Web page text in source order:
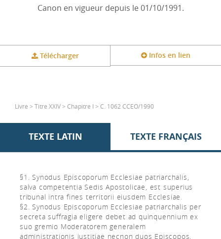
Canon en vigueur depuis le 01/10/1991.
Télécharger Infos en lien
Livre > Titre XXIV > Chapitre I > C. 1062 CCEO/1990
TEXTE LATIN TEXTE FRANÇAIS
§1. Synodus Episcoporum Ecclesiae patriarchalis,
salva competentia Sedis Apostolicae, est superius
tribunal intra fines territorii eiusdem Ecclesiae.
§2. Synodus Episcoporum Ecclesiae patriarchalis per
secreta suffragia eligere debet ad quinquennium ex
suo gremio Moderatorem generalem
administrationis iustitiae necnon duos Episcopos,